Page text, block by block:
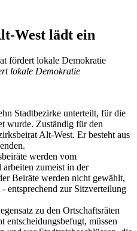
West lädt ein
lokale Demokratie
Stadtbezirke unterteilt, für die
wurde. Zuständig für den
Alt-West. Er besteht aus
werden vom
zumeist in der
Beiräte werden nicht gewählt,
entsprechend zur Sitzverteilung
zu den Ortschaftsräten
entscheidungsbefugt, müssen